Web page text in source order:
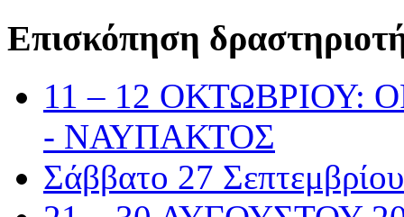
Επισκόπηση
11 – 12 ΟΚΤΩΒΡΙΟΥ:
- ΝΑΥΠΑΚΤΟΣ
Σάββατο 27